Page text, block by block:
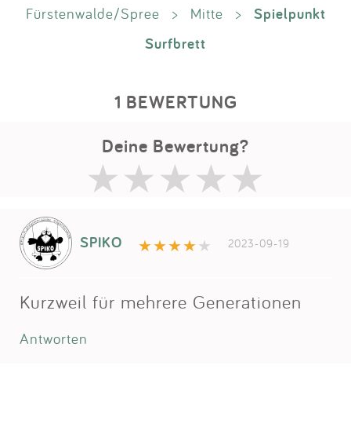
Fürstenwalde/Spree
> Mitte >
Spielpunkt
Surfbrett
1 BEWERTUNG
Deine Bewertung?
SPIKO 2023-09-19
Kurzweil für mehrere Generationen
Antworten